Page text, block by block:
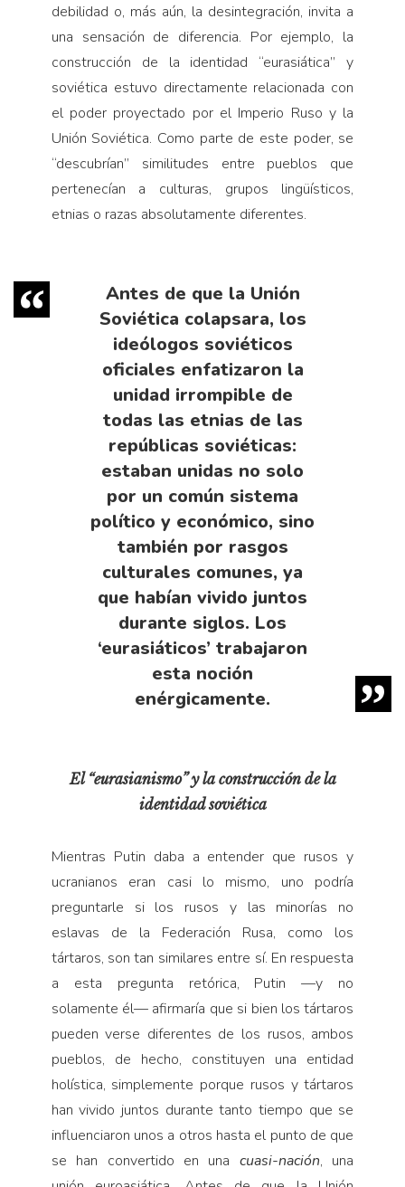
debilidad o, más aún, la desintegración, invita a
una sensación de diferencia. Por ejemplo, la
construcción de la identidad “eurasiática” y
soviética estuvo directamente relacionada con
el poder proyectado por el Imperio Ruso y la
Unión Soviética. Como parte de este poder, se
“descubrían” similitudes entre pueblos que
pertenecían a culturas, grupos lingüísticos,
etnias o razas absolutamente diferentes.
Antes de que la Unión
Soviética colapsara, los
ideólogos soviéticos
oficiales enfatizaron la
unidad irrompible de
todas las etnias de las
repúblicas soviéticas:
estaban unidas no solo
por un común sistema
político y económico, sino
también por rasgos
culturales comunes, ya
que habían vivido juntos
durante siglos. Los
‘eurasiáticos’ trabajaron
esta noción
enérgicamente.
El “eurasianismo” y la construcción de la
identidad soviética
Mientras Putin daba a entender que rusos y
ucranianos eran casi lo mismo, uno podría
preguntarle si los rusos y las minorías no
eslavas de la Federación Rusa, como los
tártaros, son tan similares entre sí. En respuesta
a esta pregunta retórica, Putin —y no
solamente él— afirmaría que si bien los tártaros
pueden verse diferentes de los rusos, ambos
pueblos, de hecho, constituyen una entidad
holística, simplemente porque rusos y tártaros
han vivido juntos durante tanto tiempo que se
influenciaron unos a otros hasta el punto de que
se han convertido en una cuasi-nación, una